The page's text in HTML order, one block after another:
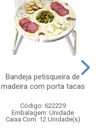
Bandeja petisqueira de
madeira com porta tacas
Código: 622229
Embalagem: Unidade
Caixa Com: 12 Unidade(s)